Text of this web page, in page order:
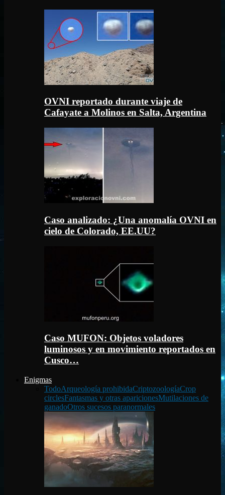
OVNI reportado durante viaje de
Cafayate a Molinos en Salta, Argentina
Caso analizado: ¿Una anomalía OVNI en
cielo de Colorado, EE.UU?
Caso MUFON: Objetos voladores
luminosos y en movimiento reportados en
Cusco…
Enigmas
TodoArqueología prohibidaCriptozoologíaCrop
circlesFantasmas y otras aparicionesMutilaciones de
ganadoOtros sucesos paranormales